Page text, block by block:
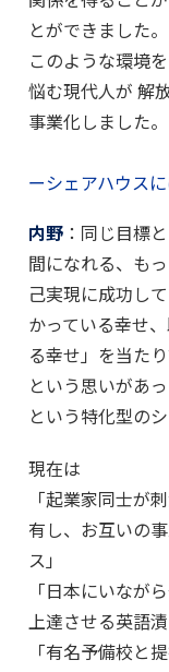
とができました。
このような環境
悩む現代人が 解
事業化しました。
ーシェアハウス
内野 ：同じ目標
間になれる、も
己実現に成功し
かっている幸せ
る幸せ」を当た
という思いがあ
という特化型の
現在は
「起業家同士が
有し、お互いの
ス」
「日本にいなが
上達させる英語
「有名予備校と